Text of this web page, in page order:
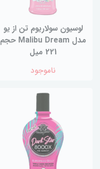
لوسیون سولاریوم تن از یو
مدل Malibu Dream حجم
221 میل
ناموجود